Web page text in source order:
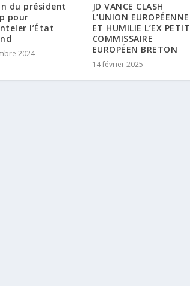
du président
pour
l’État
2024
JD VANCE CLASH
L’UNION EUROPÉENNE
ET HUMILIE L’EX PETIT
COMMISSAIRE
EUROPÉEN BRETON
14 février 2025